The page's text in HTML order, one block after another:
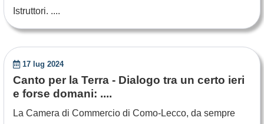
Istruttori. ....
17 lug 2024
Canto per la Terra - Dialogo tra un certo ieri
e forse domani: ....
La Camera di Commercio di Como-Lecco, da sempre